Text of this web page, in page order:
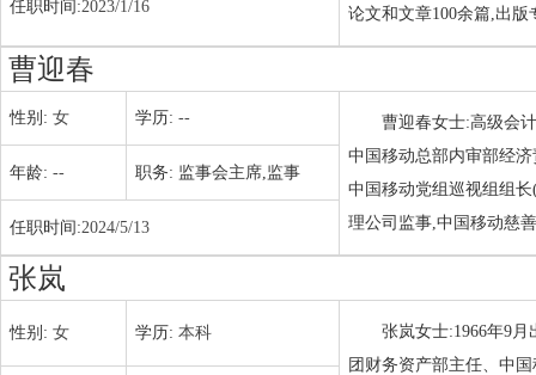
论文和文章100余篇,出
任职时间:2023/1/16
曹迎春
性别: 女 学历: --
曹迎春女士:高级会
中国移动总部内审部经
中国移动党组巡视组组
理公司监事,中国移动慈
年龄: -- 职务: 监事会主席,监事
任职时间:2024/5/13
张岚
性别: 女 学历: 本科
张岚女士:1966年9
团财务资产部主任、中